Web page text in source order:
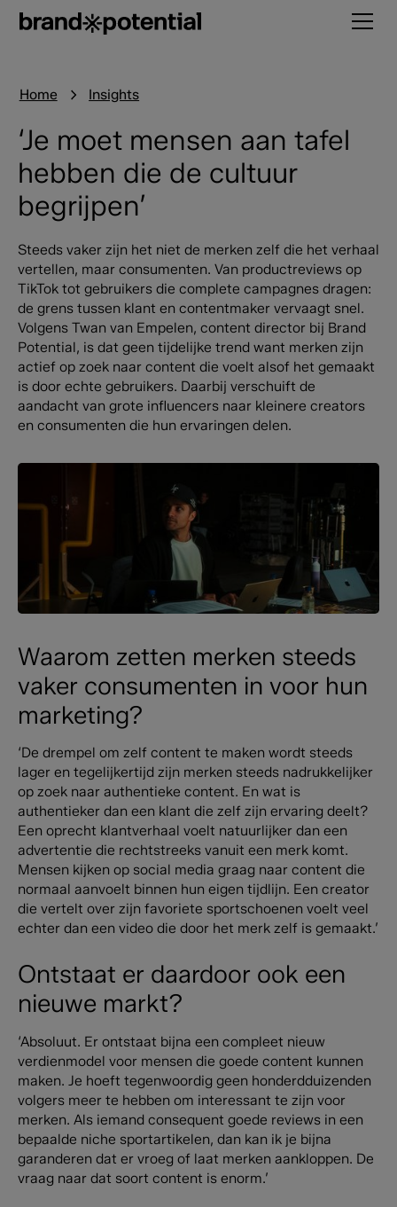
Home Insights
‘Je moet mensen aan tafel
hebben die de cultuur
begrijpen’
Steeds vaker zijn het niet de merken zelf die het verhaal
vertellen, maar consumenten. Van productreviews op
TikTok tot gebruikers die complete campagnes dragen:
de grens tussen klant en contentmaker vervaagt snel.
Volgens Twan van Empelen, content director bij Brand
Potential, is dat geen tijdelijke trend want merken zijn
actief op zoek naar content die voelt alsof het gemaakt
is door echte gebruikers. Daarbij verschuift de
aandacht van grote influencers naar kleinere creators
en consumenten die hun ervaringen delen.
Waarom zetten merken steeds
vaker consumenten in voor hun
marketing?
‘De drempel om zelf content te maken wordt steeds
lager en tegelijkertijd zijn merken steeds nadrukkelijker
op zoek naar authentieke content. En wat is
authentieker dan een klant die zelf zijn ervaring deelt?
Een oprecht klantverhaal voelt natuurlijker dan een
advertentie die rechtstreeks vanuit een merk komt.
Mensen kijken op social media graag naar content die
normaal aanvoelt binnen hun eigen tijdlijn. Een creator
die vertelt over zijn favoriete sportschoenen voelt veel
echter dan een video die door het merk zelf is gemaakt.’
Ontstaat er daardoor ook een
nieuwe markt?
‘Absoluut. Er ontstaat bijna een compleet nieuw
verdienmodel voor mensen die goede content kunnen
maken. Je hoeft tegenwoordig geen honderdduizenden
volgers meer te hebben om interessant te zijn voor
merken. Als iemand consequent goede reviews in een
bepaalde niche sportartikelen, dan kan ik je bijna
garanderen dat er vroeg of laat merken aankloppen. De
vraag naar dat soort content is enorm.’